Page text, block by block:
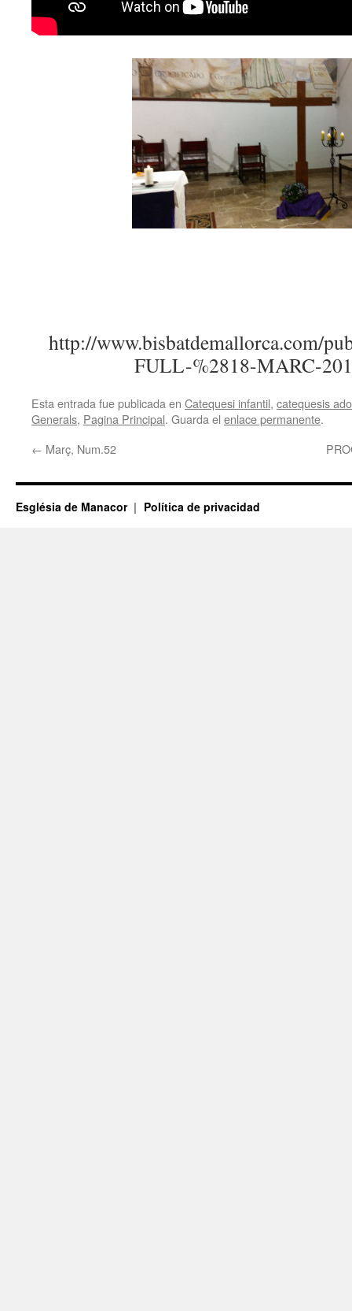
http://www.bisbatdemallorca.com/
FULL-%2818-MARC-
Esta entrada fue publicada en Catequesi infantil, catequesis
Generals, Pagina Principal. Guarda el enlace permanente.
← Març, Num.52
Església de Manacor Política de privacidad